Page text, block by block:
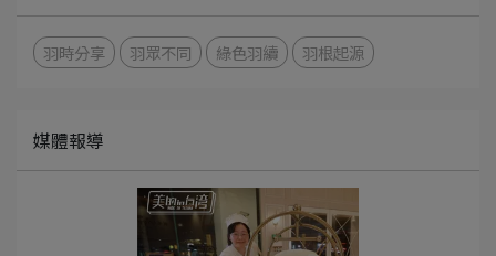
羽時分享 羽眾不同 綠色羽續 羽根起源
媒體報導